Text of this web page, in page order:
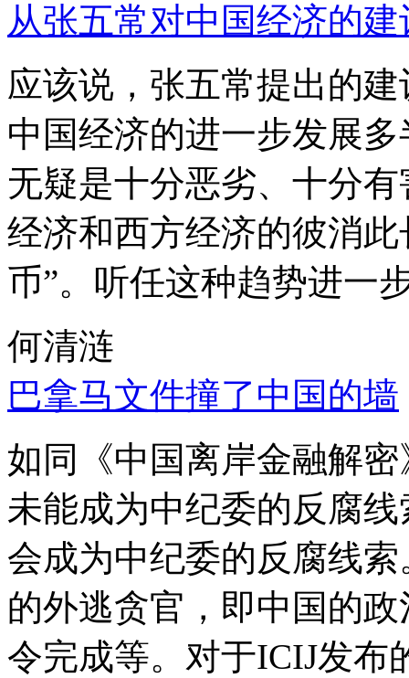
从张五常对中国经济的
应该说，张五常提出的
中国经济的进一步发展
无疑是十分恶劣、十分
经济和西方经济的彼消
币”。听任这种趋势进一
何清涟
巴拿马文件撞了中国的墙
如同《中国离岸金融解
未能成为中纪委的反腐
会成为中纪委的反腐线
的外逃贪官，即中国的
令完成等。对于ICIJ发布